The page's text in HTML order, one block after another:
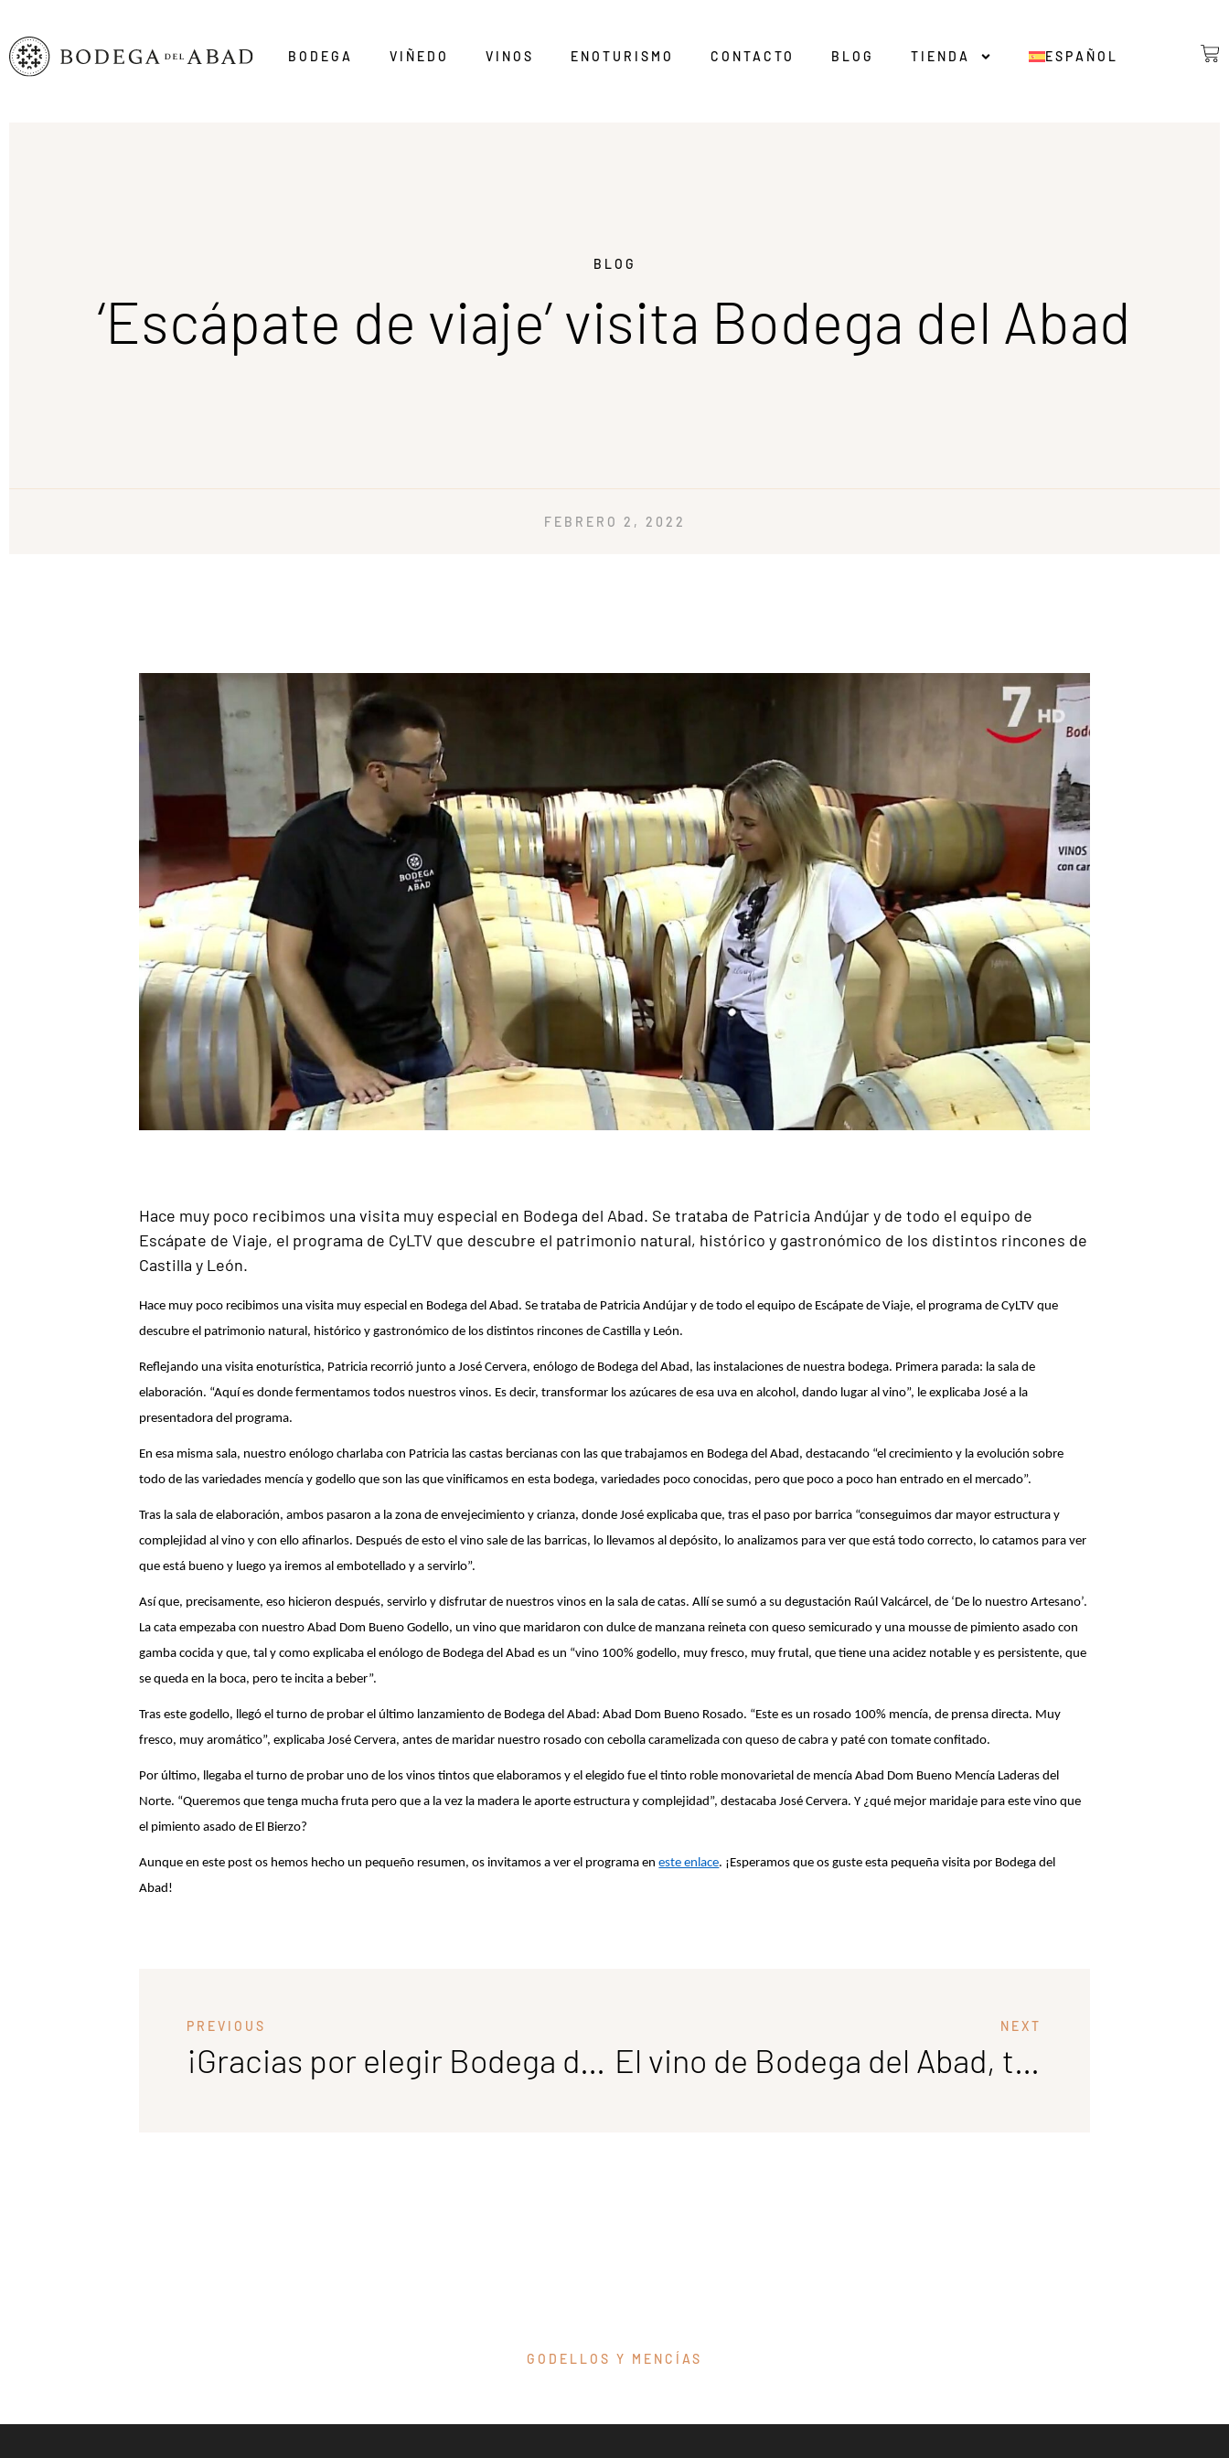
BODEGA VIÑEDO VINOS ENOTURISMO CONTACTO BLOG TIENDA ESPAÑOL
BLOG
‘Escápate de viaje’ visita Bodega del Abad
FEBRERO 2, 2022
Hace muy poco recibimos una visita muy especial en Bodega del Abad. Se trataba de Patricia Andújar y de todo el equipo de
Escápate de Viaje, el programa de CyLTV que descubre el patrimonio natural, histórico y gastronómico de los distintos rincones de
Castilla y León.
Hace muy poco recibimos una visita muy especial en Bodega del Abad. Se trataba de Patricia Andújar y de todo el equipo de Escápate de Viaje, el programa de CyLTV que
descubre el patrimonio natural, histórico y gastronómico de los distintos rincones de Castilla y León.
Reflejando una visita enoturística, Patricia recorrió junto a José Cervera, enólogo de Bodega del Abad, las instalaciones de nuestra bodega. Primera parada: la sala de
elaboración. “Aquí es donde fermentamos todos nuestros vinos. Es decir, transformar los azúcares de esa uva en alcohol, dando lugar al vino”, le explicaba José a la
presentadora del programa.
En esa misma sala, nuestro enólogo charlaba con Patricia las castas bercianas con las que trabajamos en Bodega del Abad, destacando “el crecimiento y la evolución sobre
todo de las variedades mencía y godello que son las que vinificamos en esta bodega, variedades poco conocidas, pero que poco a poco han entrado en el mercado”.
Tras la sala de elaboración, ambos pasaron a la zona de envejecimiento y crianza, donde José explicaba que, tras el paso por barrica “conseguimos dar mayor estructura y
complejidad al vino y con ello afinarlos. Después de esto el vino sale de las barricas, lo llevamos al depósito, lo analizamos para ver que está todo correcto, lo catamos para ver
que está bueno y luego ya iremos al embotellado y a servirlo”.
Así que, precisamente, eso hicieron después, servirlo y disfrutar de nuestros vinos en la sala de catas. Allí se sumó a su degustación Raúl Valcárcel, de ‘De lo nuestro Artesano’.
La cata empezaba con nuestro Abad Dom Bueno Godello, un vino que maridaron con dulce de manzana reineta con queso semicurado y una mousse de pimiento asado con
gamba cocida y que, tal y como explicaba el enólogo de Bodega del Abad es un “vino 100% godello, muy fresco, muy frutal, que tiene una acidez notable y es persistente, que
se queda en la boca, pero te incita a beber”.
Tras este godello, llegó el turno de probar el último lanzamiento de Bodega del Abad: Abad Dom Bueno Rosado. “Este es un rosado 100% mencía, de prensa directa. Muy
fresco, muy aromático”, explicaba José Cervera, antes de maridar nuestro rosado con cebolla caramelizada con queso de cabra y paté con tomate confitado.
Por último, llegaba el turno de probar uno de los vinos tintos que elaboramos y el elegido fue el tinto roble monovarietal de mencía Abad Dom Bueno Mencía Laderas del
Norte. “Queremos que tenga mucha fruta pero que a la vez la madera le aporte estructura y complejidad”, destacaba José Cervera. Y ¿qué mejor maridaje para este vino que
el pimiento asado de El Bierzo?
Aunque en este post os hemos hecho un pequeño resumen, os invitamos a ver el programa eneste enlace. ¡Esperamos que os guste esta pequeña visita por Bodega del
Abad!
PREVIOUS
¡Gracias por elegir Bodega del Abad una Navidad más!
NEXT
El vino de Bodega del Abad, tu compañero perfecto para este invierno
GODELLOS Y MENCÍAS